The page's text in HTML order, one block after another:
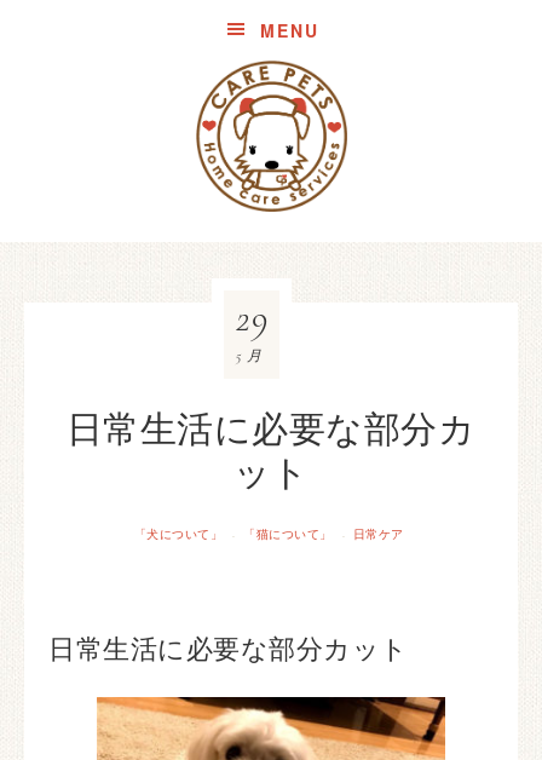
MENU
日常生活に必要な部分カ
ット
「犬について」 · 「猫について」 · 日常ケア
29
5月
日常生活に必要な部分カット